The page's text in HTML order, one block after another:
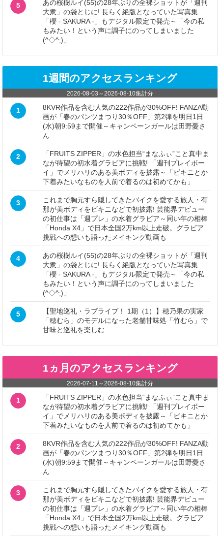
5
あの桜樹ルイ(55)の28年ぶりの全裸ショットが「週刊
大衆」の袋とじに! 長らく絶版となっていた写真集
「櫻 - SAKURA -」もデジタル限定で発売～「今の私
もみたい！という声に調子にのってしまいました
(^◇^;)」
1週間のアクセスランキング
2026-08-03 ～2026-08-10集計分
1
8KVR作品を含む人気の222作品が30%OFF! FANZA動
画が「春のパンツまつり30％OFF」第2弾を明日1日
(水)朝9:59まで開催～キャンペーンガールは田野憂さ
ん
2
「FRUITS ZIPPER」の水色担当“まなふぃ”こと真中ま
なが待望の初水着グラビアに挑戦! 「週刊プレイボー
イ」でメリハリのある美ボディを披露～「ビキニとか
下着みたいなものを人前で着るのは初めてかも」
3
これまで胸元すら隠してきたバイクを愛する旅人・有
那が美ボディをビキニなどで初披露! 芸能界デビュー
の初仕事は「週プレ」の水着グラビア～同い年の相棒
「Honda X4」で日本全国2万km以上走破。グラビア
挑戦への想いも語ったメイキング動画も
4
あの桜樹ルイ(55)の28年ぶりの全裸ショットが「週刊
大衆」の袋とじに! 長らく絶版となっていた写真集
「櫻 - SAKURA -」もデジタル限定で発売～「今の私
もみたい！という声に調子にのってしまいました
(^◇^;)」
5
【聖地巡礼・ラブライブ！ 1期（1）】穂乃果の実家
「穂むら」のモデルになった老舗甘味処「竹むら」で
甘味と巡礼を楽しむ
1ヵ月のアクセスランキング
2026-07-11 ～2026-08-10集計分
1
「FRUITS ZIPPER」の水色担当“まなふぃ”こと真中ま
なが待望の初水着グラビアに挑戦! 「週刊プレイボー
イ」でメリハリのある美ボディを披露～「ビキニとか
下着みたいなものを人前で着るのは初めてかも」
2
8KVR作品を含む人気の222作品が30%OFF! FANZA動
画が「春のパンツまつり30％OFF」第2弾を明日1日
(水)朝9:59まで開催～キャンペーンガールは田野憂さ
ん
3
これまで胸元すら隠してきたバイクを愛する旅人・有
那が美ボディをビキニなどで初披露! 芸能界デビュー
の初仕事は「週プレ」の水着グラビア～同い年の相棒
「Honda X4」で日本全国2万km以上走破。グラビア
挑戦への想いも語ったメイキング動画も